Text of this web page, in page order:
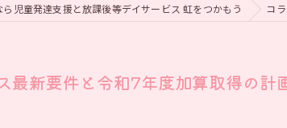
児童発達支援と放課後等デイサービス 虹をつかもう コ
最新要件と令和7年度加算取得の計